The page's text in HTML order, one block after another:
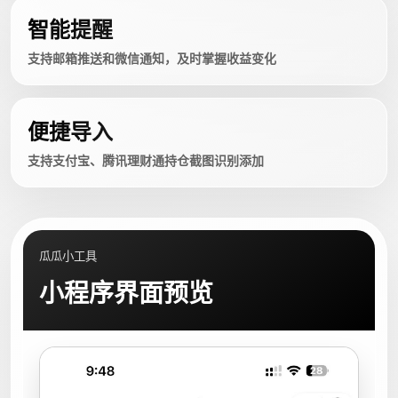
智能提醒
支持邮箱推送和微信通知，及时掌握收益变化
便捷导入
支持支付宝、腾讯理财通持仓截图识别添加
瓜瓜小工具
小程序界面预览